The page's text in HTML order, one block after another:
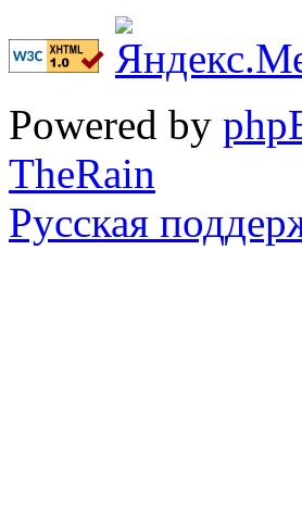
Powered by
TheRain
Русская